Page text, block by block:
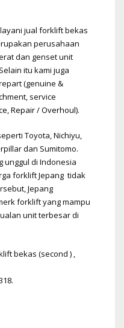
jual forklift bekas
perusahaan
dan genset unit
itu kami juga
(genuine &
service
,Repair / Overhoul).
Toyota, Nichiyu,
dan Sumitomo.
unggul di Indonesia
forklift Jepang tidak
Jepang
forklift yang mampu
unit terbesar di
bekas (second ) ,